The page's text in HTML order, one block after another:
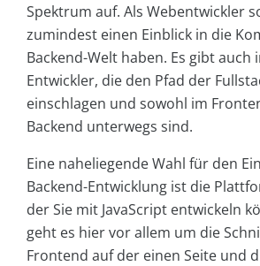
Spektrum auf. Als Webentwickler
zumindest einen Einblick in die
Backend-Welt haben. Es gibt
Entwickler, die den Pfad der
einschlagen und sowohl im
Backend unterwegs sind.
Eine naheliegende Wahl für den
Backend-Entwicklung ist die
der Sie mit JavaScript entwickeln
geht es hier vor allem um die
Frontend auf der einen Seite und